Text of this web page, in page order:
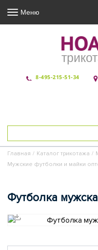
8-495-215-51-34
Меню
Главная / Каталог трикотажа /
Мужские футболки и майки
Футболка